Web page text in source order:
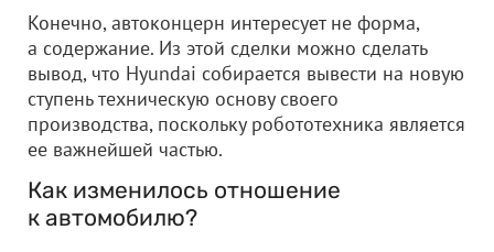
Конечно, автоконцерн интересует не форма,
а содержание. Из этой сделки можно сделать
вывод, что Hyundai собирается вывести на новую
ступень техническую основу своего
производства, поскольку робототехника является
ее важнейшей частью.
Как изменилось отношение
к автомобилю?